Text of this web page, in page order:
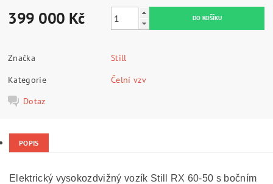
399 000 Kč
Značka
Still
Kategorie
Čelní vzv
Dotaz
POPIS
E lektrický vysokozdvižný vozík Still RX 60-50 s bočním